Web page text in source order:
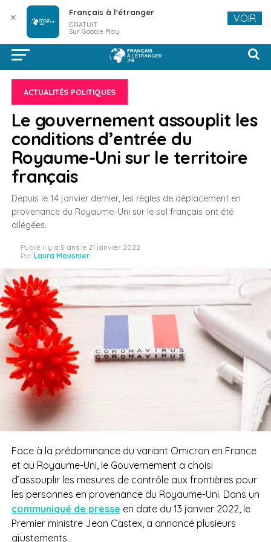
ACTUALITÉS POLITIQUES
Le gouvernement assouplit les
conditions d’entrée du
Royaume-Uni sur le territoire
français
Depuis le 14 janvier dernier, les règles de déplacement en
provenance du Royaume-Uni sur le sol français ont été
allégées.
Publié il y a 5 ans le 21 janvier 2022
Par Laura Mousnier
Face à la prédominance du variant Omicron en France
et au Royaume-Uni, le Gouvernement a choisi
d’assouplir les mesures de contrôle aux frontières pour
les personnes en provenance du Royaume-Uni. Dans un
communiqué de presse en date du 13 janvier 2022, le
Premier ministre Jean Castex, a annoncé plusieurs
ajustements.
✕ Français à l'étranger
GRATUIT
Sur Google Play
VOIR